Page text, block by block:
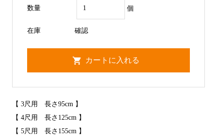
数量 個
在庫 確認
【 3尺用 長さ95cm 】
【 4尺用 長さ125cm 】
【 5尺用 長さ155cm 】